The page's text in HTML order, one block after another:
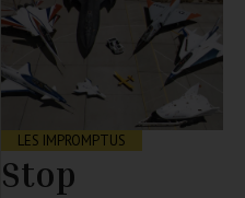
LES IMPROMPTUS
Stop